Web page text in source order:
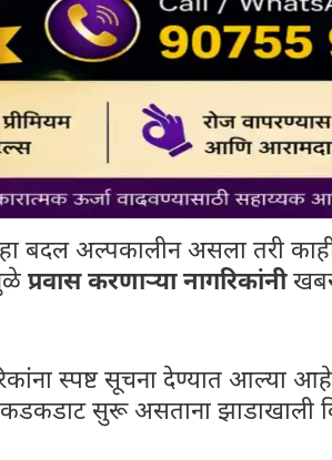
हा बदल अल्पकालीन असला तरी
प्रवास करणाऱ्या नागरिकांनी
स्पष्ट सूचना देण्यात आल्या
कडकडाट सुरू असताना झाडाखाली